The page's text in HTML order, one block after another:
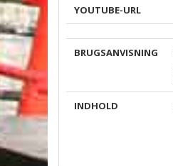
YOUTUBE-URL
BRUGSANVISNING
INDHOLD